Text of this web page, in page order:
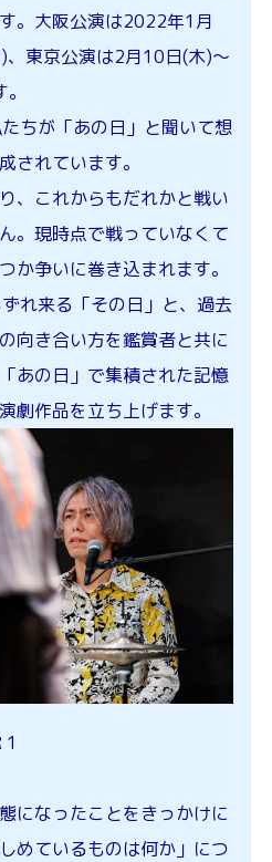
。大阪公演は2022年1月
東京公演は2月10日(木)～
たちが「あの日」と聞いて想
されています。
、これからもだれかと戦い
。現時点で戦っていなくて
か争いに巻き込まれます。
ずれ来る「その日」と、過去
向き合い方を鑑賞者と共に
あの日」で集積された記憶
劇作品を立ち上げます。
1
になったことをきっかけに
めているものは何か」につ